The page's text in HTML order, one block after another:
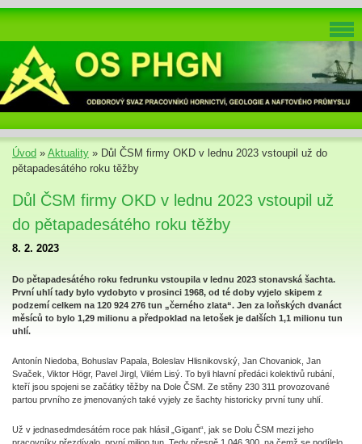
Úvod » Aktuality » Důl ČSM firmy OKD v lednu 2023 vstoupil už do
pětapadesátého roku těžby
Důl ČSM firmy OKD v lednu 2023 vstoupil už
do pětapadesátého roku těžby
8. 2. 2023
Do pětapadesátého roku fedrunku vstoupila v lednu 2023 stonavská šachta.
První uhlí tady bylo vydobyto v prosinci 1968, od té doby vyjelo skipem z
podzemí celkem na 120 924 276 tun „černého zlata“. Jen za loňských dvanáct
měsíců to bylo 1,29 milionu a předpoklad na letošek je dalších 1,1 milionu tun
uhlí.
Antonín Niedoba, Bohuslav Papala, Boleslav Hlisnikovský, Jan Chovaniok, Jan
Svaček, Viktor Högr, Pavel Jirgl, Vilém Lisý. To byli hlavní předáci kolektivů rubání,
kteří jsou spojeni se začátky těžby na Dole ČSM. Ze stěny 230 311 provozované
partou prvního ze jmenovaných také vyjely ze šachty historicky první tuny uhlí.
Už v jednasedmdesátém roce pak hlásil „Gigant“, jak se Dolu ČSM mezi jeho